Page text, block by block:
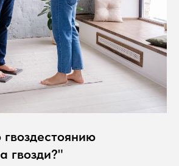
гвозди?"